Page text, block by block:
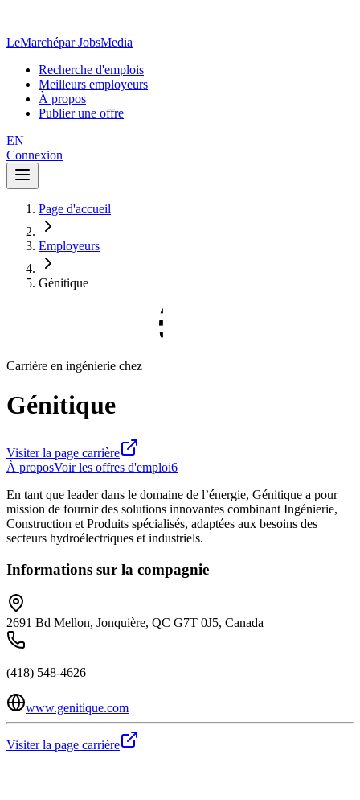
LeMarchépar JobsMedia
Recherche d'emplois
Meilleurs employeurs
À propos
Publier une offre
EN
Connexion
Page d'accueil
Employeurs
Génitique
Carrière en ingénierie chez
Génitique
Visiter la page carrière
À proposVoir les offres d'emploi6
En tant que leader dans le domaine de l’énergie, Génitique a pour
mission de fournir des solutions innovantes combinant Ingénierie,
Construction et Produits spécialisés, adaptées aux besoins des
secteurs hydroélectriques et industriels.
Informations sur la compagnie
2691 Bd Mellon, Jonquière, QC G7T 0J5, Canada
(418) 548-4626
www.genitique.com
Visiter la page carrière